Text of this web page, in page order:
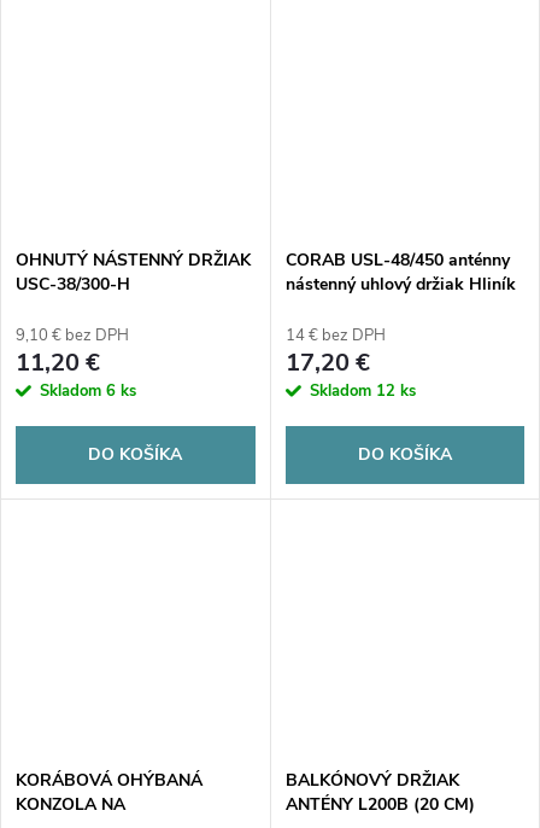
OHNUTÝ NÁSTENNÝ DRŽIAK
USC-38/300-H
9,10 € bez DPH
11,20 €
Skladom 6 ks
DO KOŠÍKA
CORAB USL-48/450 anténny
nástenný uhlový držiak Hliník
14 € bez DPH
17,20 €
Skladom 12 ks
DO KOŠÍKA
KORÁBOVÁ OHÝBANÁ
KONZOLA NA
BALKÓNOVÝ DRŽIAK
ANTÉNY L200B (20 CM)